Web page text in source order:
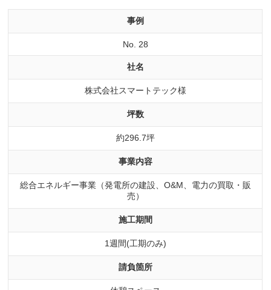
事例
No. 28
社名
株式会社スマートテック様
坪数
約296.7坪
事業内容
総合エネルギー事業（発電所の建設、O&M、電力の買取・販
売）
施工期間
1週間(工期のみ)
請負箇所